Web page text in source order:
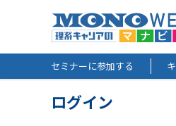
セミナーに参加する
ログイン